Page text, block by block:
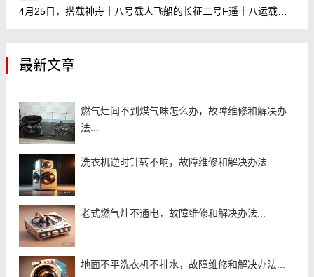
4月25日，搭载神舟十八号载人飞船的长征二号F遥十八运载火箭点火发射。 新华社记者 连 振摄 1月29日，神舟十八号航天员乘组在核心舱模拟
最新文章
燃气灶闻不到煤气味怎么办，故障维修和解决办
法...
洗衣机逆时针转不响，故障维修和解决办法...
老式燃气灶不通电，故障维修和解决办法...
地面不平洗衣机不排水，故障维修和解决办法...